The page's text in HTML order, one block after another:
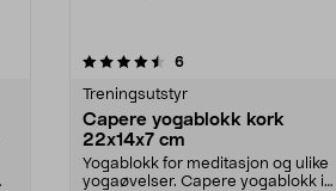
6anmeldelser
Treningsutstyr
Capere yogablokk kork
22x14x7 cm
Yogablokk for meditasjon og ulike
yogaøvelser. Capere yogablokk i
5.0av 5 stjerner